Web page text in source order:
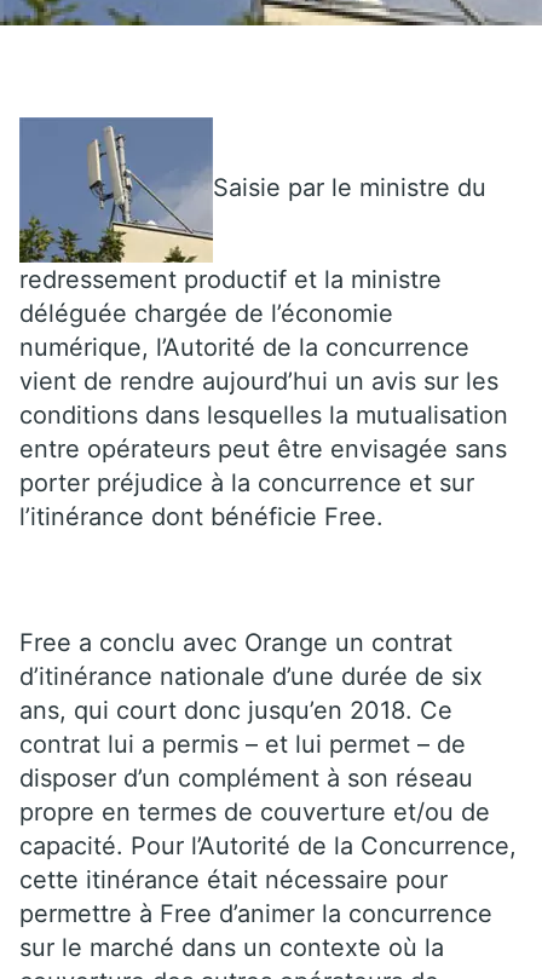
Saisie par le ministre du
redressement productif et la ministre
déléguée chargée de l’économie
numérique, l’Autorité de la concurrence
vient de rendre aujourd’hui un avis sur les
conditions dans lesquelles la mutualisation
entre opérateurs peut être envisagée sans
porter préjudice à la concurrence et sur
l’itinérance dont bénéficie Free.
Free a conclu avec Orange un contrat
d’itinérance nationale d’une durée de six
ans, qui court donc jusqu’en 2018. Ce
contrat lui a permis – et lui permet – de
disposer d’un complément à son réseau
propre en termes de couverture et/ou de
capacité. Pour l’Autorité de la Concurrence,
cette itinérance était nécessaire pour
permettre à Free d’animer la concurrence
sur le marché dans un contexte où la